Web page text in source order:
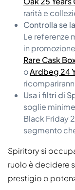
rarità e
Controlla se
Le referenze
in
Rare Cask
oArdbeg 24
Usa i filtri di
soglie
Black Friday
segmento
Spiritory si
ruolo è decidere
prestigio o